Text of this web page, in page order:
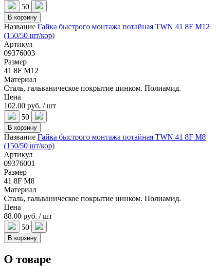
50
В корзину
Название Гайка быстрого монтажа потайная TWN 41 8F M12
(150/50 шт/кор)
Артикул
09376003
Размер
41 8F M12
Материал
Сталь, гальваническое покрытие цинком. Полиамид.
Цена
102.00 руб. / шт
50
В корзину
Название Гайка быстрого монтажа потайная TWN 41 8F M8
(150/50 шт/кор)
Артикул
09376001
Размер
41 8F M8
Материал
Сталь, гальваническое покрытие цинком. Полиамид.
Цена
88.00 руб. / шт
50
В корзину
О товаре